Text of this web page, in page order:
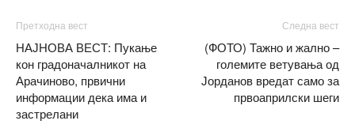
Претходна вест
НАЈНОВА ВЕСТ: Пукање
кон градоначалникот на
Арачиново, првични
информации дека има и
застрелани
Следна вест
(ФОТО) Тажно и жално –
големите ветувања од
Јорданов вредат само за
првоаприлски шеги